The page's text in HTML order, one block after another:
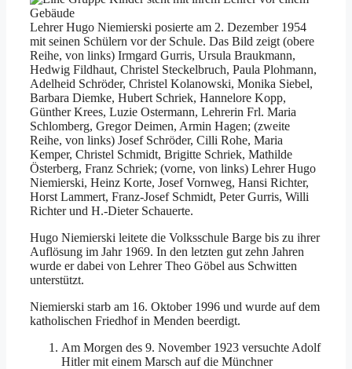
Lehrer Hugo Niemierski posierte am 2. Dezember 1954
mit seinen Schülern vor der Schule. Das Bild zeigt (obere
Reihe, von links) Irmgard Gurris, Ursula Braukmann,
Hedwig Fildhaut, Christel Steckelbruch, Paula Plohmann,
Adelheid Schröder, Christel Kolanowski, Monika Siebel,
Barbara Diemke, Hubert Schriek, Hannelore Kopp,
Günther Krees, Luzie Ostermann, Lehrerin Frl. Maria
Schlomberg, Gregor Deimen, Armin Hagen; (zweite
Reihe, von links) Josef Schröder, Cilli Rohe, Maria
Kemper, Christel Schmidt, Brigitte Schriek, Mathilde
Österberg, Franz Schriek; (vorne, von links) Lehrer Hugo
Niemierski, Heinz Korte, Josef Vornweg, Hansi Richter,
Horst Lammert, Franz-Josef Schmidt, Peter Gurris, Willi
Richter und H.-Dieter Schauerte.
Hugo Niemierski leitete die Volksschule Barge bis zu ihrer
Auflösung im Jahr 1969. In den letzten gut zehn Jahren
wurde er dabei von Lehrer Theo Göbel aus Schwitten
unterstützt.
Niemierski starb am 16. Oktober 1996 und wurde auf dem
katholischen Friedhof in Menden beerdigt.
Am Morgen des 9. November 1923 versuchte Adolf
Hitler mit einem Marsch auf die Münchner